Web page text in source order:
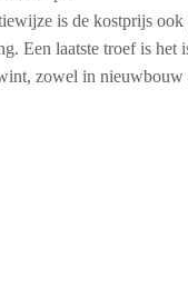
is de kostprijs
Een laatste troef is het
zowel in nieuwbouw